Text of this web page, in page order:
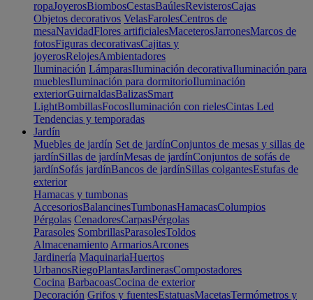
ropaJoyerosBiombosCestasBaúlesRevisterosCajas
Objetos decorativos VelasFarolesCentros de
mesaNavidadFlores artificialesMaceterosJarronesMarcos de
fotosFiguras decorativasCajitas y
joyerosRelojesAmbientadores
Iluminación LámparasIluminación decorativaIluminación para
mueblesIluminación para dormitorioIluminación
exteriorGuirnaldasBalizasSmart
LightBombillasFocosIluminación con rielesCintas Led
Tendencias y temporadas
Jardín
Muebles de jardín Set de jardínConjuntos de mesas y sillas de
jardínSillas de jardínMesas de jardínConjuntos de sofás de
jardínSofás jardínBancos de jardínSillas colgantesEstufas de
exterior
Hamacas y tumbonas
AccesoriosBalancinesTumbonasHamacasColumpios
Pérgolas CenadoresCarpasPérgolas
Parasoles SombrillasParasolesToldos
Almacenamiento ArmariosArcones
Jardinería MaquinariaHuertos
UrbanosRiegoPlantasJardinerasCompostadores
Cocina BarbacoasCocina de exterior
Decoración Grifos y fuentesEstatuasMacetasTermómetros y